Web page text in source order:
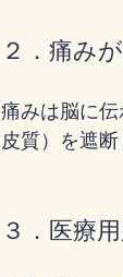
２．痛み
痛みは脳に
皮質）を遮
３．医療